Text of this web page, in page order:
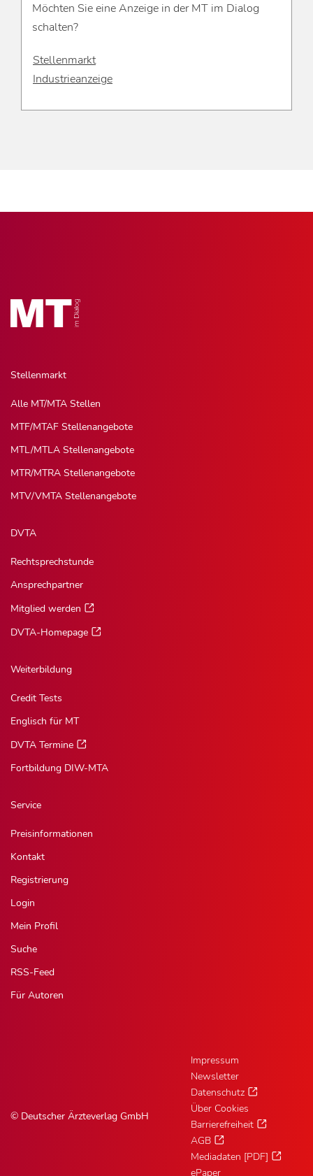
Möchten Sie eine Anzeige in der MT im Dialog
schalten?
Stellenmarkt
Industrieanzeige
Stellenmarkt
Alle MT/MTA Stellen
MTF/MTAF Stellenangebote
MTL/MTLA Stellenangebote
MTR/MTRA Stellenangebote
MTV/VMTA Stellenangebote
DVTA
Rechtsprechstunde
Ansprechpartner
Mitglied werden
DVTA-Homepage
Weiterbildung
Credit Tests
Englisch für MT
DVTA Termine
Fortbildung DIW-MTA
Service
Preisinformationen
Kontakt
Registrierung
Login
Mein Profil
Suche
RSS-Feed
Für Autoren
© Deutscher Ärzteverlag GmbH
Impressum
Newsletter
Datenschutz
Über Cookies
Barrierefreiheit
AGB
Mediadaten [PDF]
ePaper